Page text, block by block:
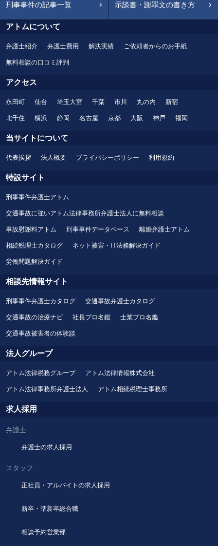
刑事事件の記事一覧 示談書・謝罪文の書き方
アトムについて
弁護士紹介 弁護士費用 解決実績 ご依頼者からのお手紙
無料相談の口コミ評判
アクセス
永田町 仙台 埼玉大宮 千葉 市川 丸の内 新宿
北千住 横浜 静岡 名古屋 京都 大阪 神戸 福岡
当サイトについて
代表挨拶 法人概要 プライバシーポリシー 利用規約
特設サイト
刑事事件弁護士アトム
交通事故に強いアトム法律事務所弁護士法人に無料相談
事故慰謝料アトム 刑事事件データベース 離婚弁護士アトム
相続税理士カタログ ネット被害・IT法務解決ガイド
労働問題解決ガイド
相談先情報サイト
刑事事件弁護士カタログ 交通事故弁護士カタログ
交通事故の治療ナビ 社長プロ名鑑 士業プロ名鑑
交通事故被害者の体験談
法人グループ
アトム法律税務グループ アトム法律情報株式会社
アトム法律事務所弁護士法人 アトム相続税理士事務所
求人採用
弁護士
弁護士の求人採用
スタッフ
正社員・アルバイトの求人採用
新卒・準新卒総合職
相談予約営業部